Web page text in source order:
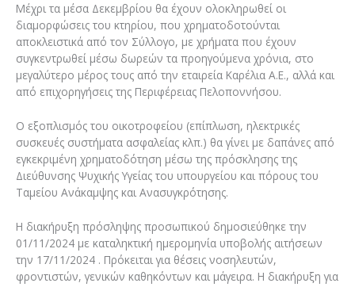
Μέχρι τα μέσα Δεκεμβρίου θα έχουν ολοκληρωθεί οι
διαμορφώσεις του κτηρίου, που χρηματοδοτούνται
αποκλειστικά από τον Σύλλογο, με χρήματα που έχουν
συγκεντρωθεί μέσω δωρεών τα προηγούμενα χρόνια, στο
μεγαλύτερο μέρος τους από την εταιρεία Καρέλια Α.Ε., αλλά και
από επιχορηγήσεις της Περιφέρειας Πελοποννήσου.
Ο εξοπλισμός του οικοτροφείου (επίπλωση, ηλεκτρικές
συσκευές συστήματα ασφαλείας κλπ.) θα γίνει με δαπάνες από
εγκεκριμένη χρηματοδότηση μέσω της πρόσκλησης της
Διεύθυνσης Ψυχικής Υγείας του υπουργείου και πόρους του
Ταμείου Ανάκαμψης και Ανασυγκρότησης.
Η διακήρυξη πρόσληψης προσωπικού δημοσιεύθηκε την
01/11/2024 με καταληκτική ημερομηνία υποβολής αιτήσεων
την 17/11/2024 . Πρόκειται για θέσεις νοσηλευτών,
φροντιστών, γενικών καθηκόντων και μάγειρα. Η διακήρυξη για